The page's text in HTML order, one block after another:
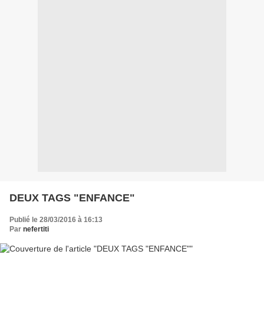
DEUX TAGS "ENFANCE"
Publié le 28/03/2016 à 16:13
Par nefertiti